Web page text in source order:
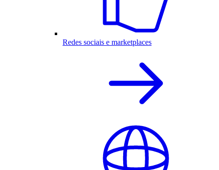
Redes sociais e marketplaces